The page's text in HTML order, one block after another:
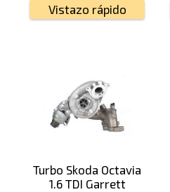
Vistazo rápido
Turbo Skoda Octavia
1.6 TDI Garrett